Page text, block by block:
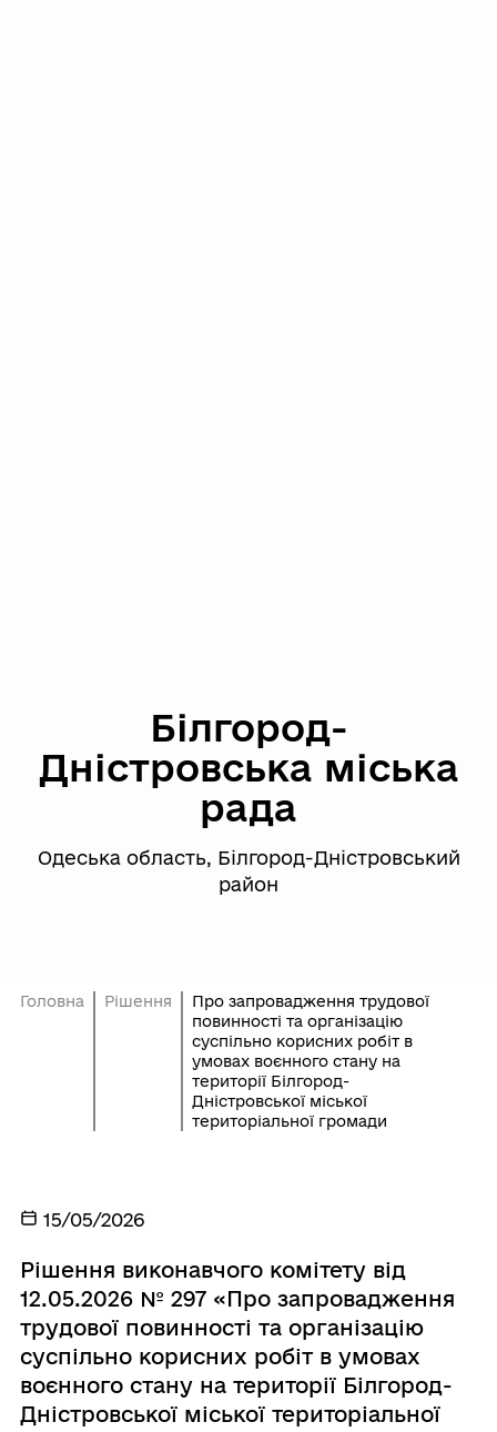
Білгород-
Дністровська міська
рада
Одеська область, Білгород-Дністровський
район
Головна Рішення
Про запровадження трудової
повинності та організацію
суспільно корисних робіт в
умовах воєнного стану на
території Білгород-
Дністровської міської
територіальної громади
15/05/2026
Рішення виконавчого комітету від
12.05.2026 № 297 «Про запровадження
трудової повинності та організацію
суспільно корисних робіт в умовах
воєнного стану на території Білгород-
Дністровської міської територіальної